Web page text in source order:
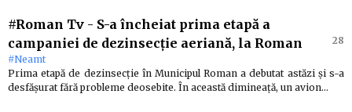
#Roman Tv - S-a încheiat prima etapă a
campaniei de dezinsecție aeriană, la Roman
28
#Neamt
Prima etapă de dezinsecție în Municipul Roman a debutat astăzi și s-a
desfășurat fără probleme deosebite. În această dimineață, un avion…